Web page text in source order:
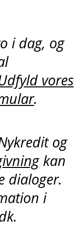
i dag, og
vores
.
og
kan
dialoger.
i